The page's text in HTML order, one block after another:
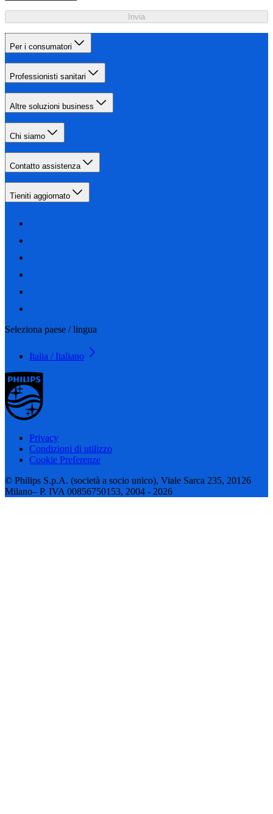
Invia
Per i consumatori
Professionisti sanitari
Altre soluzioni business
Chi siamo
Contatto assistenza
Tieniti aggiornato
Seleziona paese / lingua
Italia / Italiano
Privacy
Condizioni di utilizzo
Cookie Preferenze
© Philips S.p.A. (società a socio unico), Viale Sarca 235, 20126
Milano– P. IVA 00856750153, 2004 - 2026